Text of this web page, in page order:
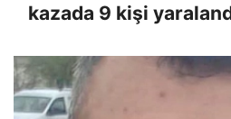
kazada 9 kişi